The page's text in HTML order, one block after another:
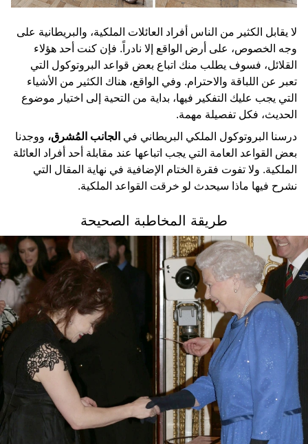
لا يقابل الكثير من الناس أفراد العائلات الملكية، والبريطانية على
وجه الخصوص، على أرض الواقع إلا نادراً. فإن كنت أحد هؤلاء
القلائل، فسوف يطلب منك اتباع بعض قواعد البروتوكول التي
تعبر عن اللباقة والاحترام. وفي الواقع، هناك الكثير من الأشياء
التي يجب عليك التفكير فيها، بداية من التحية إلى اختيار موضوع
الحديث، فكل تفصيلة مهمة.
درسنا البروتوكول الملكي البريطاني في الجانب المُشرق، ووجدنا
بعض القواعد العامة التي يجب اتباعها عند مقابلة أحد أفراد العائلة
الملكية. ولا تفوت فقرة الختام الإضافية في نهاية المقال التي
نشرح فيها ماذا سيحدث لو خرقت القواعد الملكية.
طريقة المخاطبة الصحيحة